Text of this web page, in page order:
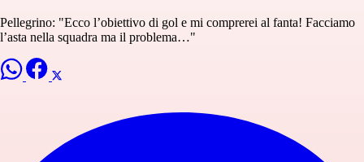
Pellegrino: "Ecco l’obiettivo di gol e mi comprerei al fanta! Facciamo
l’asta nella squadra ma il problema…"